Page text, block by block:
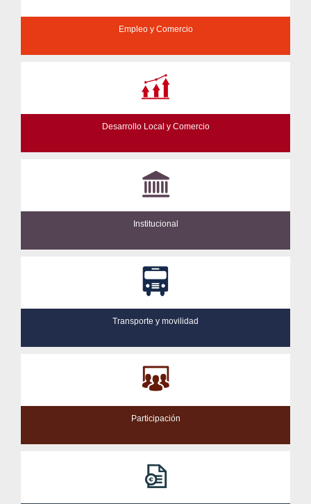
Empleo y Comercio
Desarrollo Local y Comercio
Institucional
Transporte y movilidad
Participación